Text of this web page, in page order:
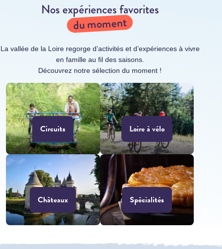
Nos expériences favorites
du moment
La vallée de la Loire regorge d’activités et d’expériences à vivre
en famille au fil des saisons.
Découvrez notre sélection du moment !
Circuits Loire à vélo
Châteaux Spécialités